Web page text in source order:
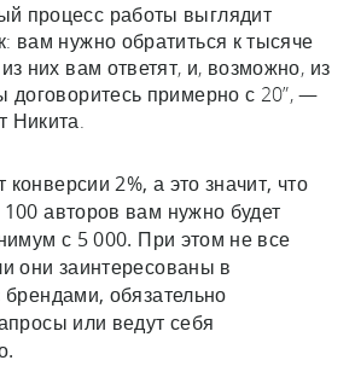
процесс работы выглядит
вам нужно обратиться к тысяче
них вам ответят, и, возможно, из
договоритесь примерно с 20”, —
Никита.
2%, а это значит, что
авторов вам нужно будет
с 5 000. При этом не все
они заинтересованы в
брендами, обязательно
или ведут себя